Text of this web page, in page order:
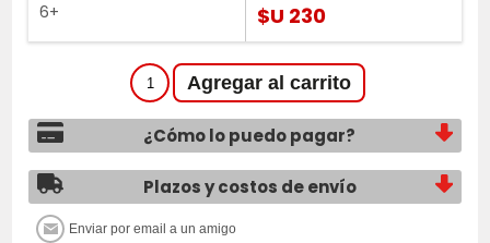
6+ $U 230
¿Cómo lo puedo pagar?
Plazos y costos de envío